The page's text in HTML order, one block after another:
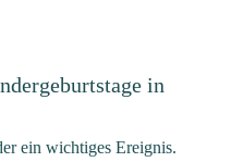
in
ein wichtiges Ereignis.